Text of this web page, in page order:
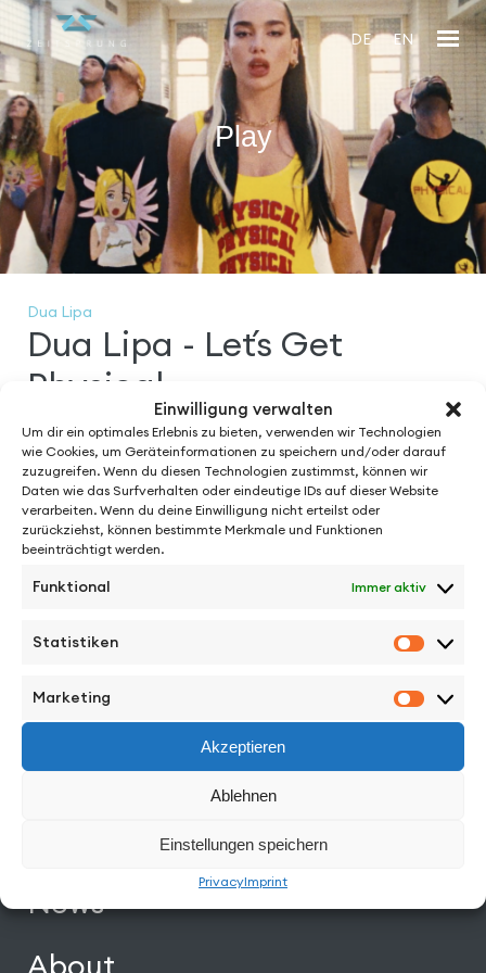
Einwilligung verwalten
Um dir ein optimales Erlebnis zu bieten, verwenden wir Technologien
wie Cookies, um Geräteinformationen zu speichern und/oder darauf
zuzugreifen. Wenn du diesen Technologien zustimmst, können wir
Daten wie das Surfverhalten oder eindeutige IDs auf dieser Website
verarbeiten. Wenn du deine Einwilligung nicht erteilst oder
zurückziehst, können bestimmte Merkmale und Funktionen
beeinträchtigt werden.
Funktional Immer aktiv
Statistiken
Marketing
Akzeptieren
Ablehnen
Einstellungen speichern
PrivacyImprint
DE EN
Play
Dua Lipa
Dua Lipa - Let´s Get
Physical
Directed by:
Daniel Carberry
See More from Daniel Carberry
Facebook Back to Top
Work
News
About